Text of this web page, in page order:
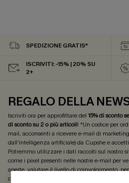
SPEDIZIONE GRATIS*
ISCRIVITI: -15% | 20% SU
2+
REGALO DELLA
Iscriviti ora per approfittare del 15% di sconto
di sconto su 2 o più articoli! *Un codice per
mail, acconsenti a ricevere e-mail di
dall'intelligenza artificiale) da Cupshe e
Potremmo utilizzare i dati raccolti sul nostro
come i pixel presenti nelle nostre e-mail per
aperte, valutare il livello di coinvolgimento,
consigliarti prodotti che potrebbero